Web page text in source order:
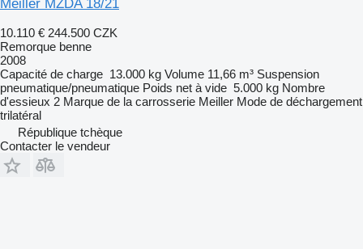
Meiller MZDA 18/21
10.110 € 244.500 CZK
Remorque benne
2008
Capacité de charge 13.000 kg Volume 11,66 m³ Suspension
pneumatique/pneumatique Poids net à vide 5.000 kg Nombre
d'essieux 2 Marque de la carrosserie Meiller Mode de déchargement
trilatéral
République tchèque
Contacter le vendeur